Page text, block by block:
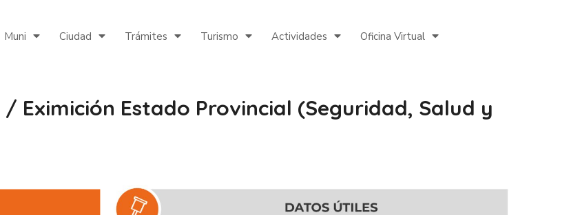
Muni Ciudad Trámites Turismo Actividades Oficina Virtual
/ Eximición Estado Provincial (Seguridad, Salud y